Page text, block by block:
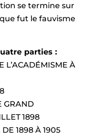
se termine sur
fut le fauvisme
parties :
L’ACADÉMISME À
GRAND
1898
1898 À 1905